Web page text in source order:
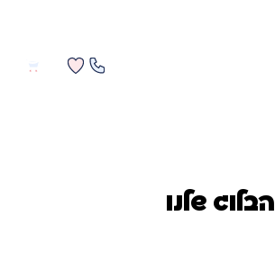
הבלוג שלנו